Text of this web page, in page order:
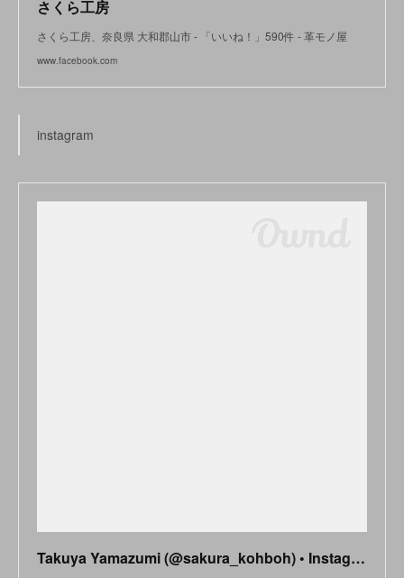
さくら工房
さくら工房、奈良県 大和郡山市 - 「いいね！」590件 - 革モノ屋
www.facebook.com
instagram
Takuya Yamazumi (@sakura_kohboh) • Instagram photos and videos